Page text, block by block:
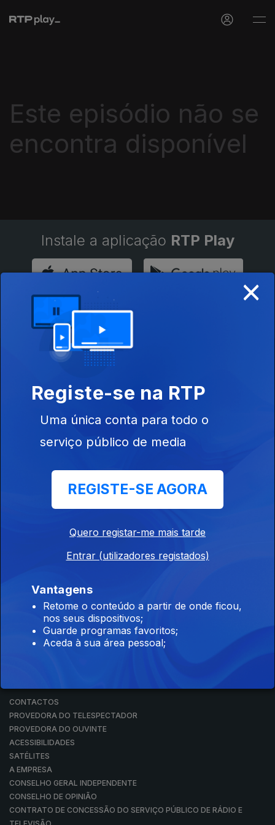
Este episódio não se
encontra disponível
Instale a aplicação RTP Play
Disponível para iOS, Android, Apple TV, Android TV e
CarPlay
RTP PLAY
EM DIRETO
REVER PROGRAMAS
CONCURSOS
CONTACTOS
PROVEDORA DO TELESPECTADOR
PROVEDORA DO OUVINTE
ACESSIBILIDADES
SATÉLITES
A EMPRESA
CONSELHO GERAL INDEPENDENTE
CONSELHO DE OPINIÃO
CONTRATO DE CONCESSÃO DO SERVIÇO PÚBLICO DE RÁDIO E
×
Registe-se na RTP
Uma única conta para todo o
serviço público de media
REGISTE-SE AGORA
Quero registar-me mais tarde
Entrar (utilizadores registados)
Vantagens
Retome o conteúdo a partir de onde ficou,
nos seus dispositivos;
Guarde programas favoritos;
Aceda à sua área pessoal;